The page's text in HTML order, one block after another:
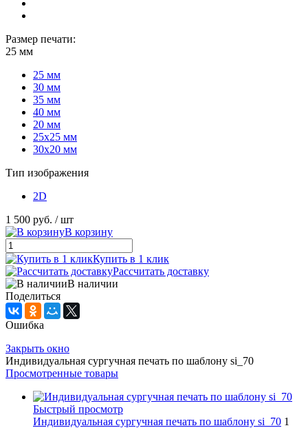
Размер печати:
25 мм
25 мм
30 мм
35 мм
40 мм
20 мм
25х25 мм
30х20 мм
Тип изображения
2D
1 500 руб. / шт
В корзину
Купить в 1 клик
Рассчитать доставку
В наличии
Поделиться
Ошибка
Закрыть окно
Индивидуальная сургучная печать по шаблону si_70
Просмотренные товары
Быстрый просмотр
Индивидуальная сургучная печать по шаблону si_70 1